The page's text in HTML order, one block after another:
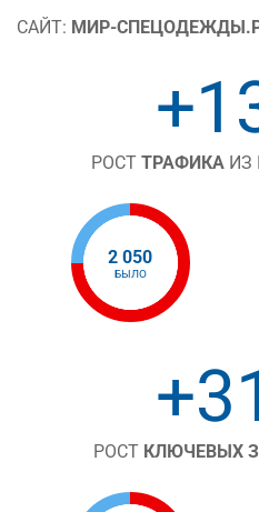
САЙТ: МИР-
РОСТ ТРАФИКАИЗ
2 050
БЫЛО
РОСТ КЛЮЧЕВЫХ